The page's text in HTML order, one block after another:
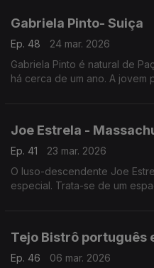
Gabriela Pinto- Suiça
Ep. 48
24 mar. 2026
Gabriela Pinto é natural de
há cerca de um ano. A jovem
Joe Estrela -
Ep. 41
23 mar. 2026
O luso-descendente Joe
especial. Trata-se de um
Tejo Bistrô português
Ep. 46
06 mar. 2026